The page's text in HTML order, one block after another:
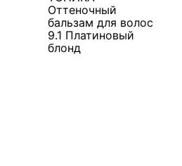
Оттеночный
бальзам для волос
9.1 Платиновый
блонд